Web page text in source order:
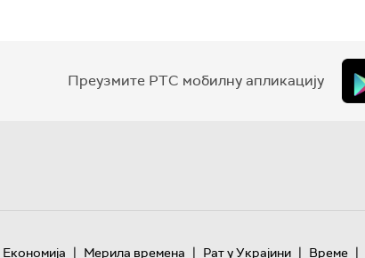
Преузмите РТС мобилну апликацију
Економија | Мерила времена | Рат у Украјини | Време |